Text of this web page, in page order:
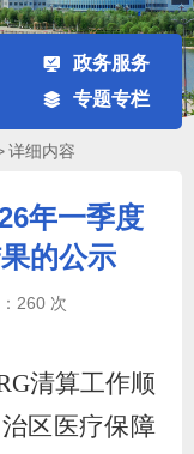
政务服务
专题专栏
详细内容
年一季度
的公示
260 次
清算工作顺
区医疗保障